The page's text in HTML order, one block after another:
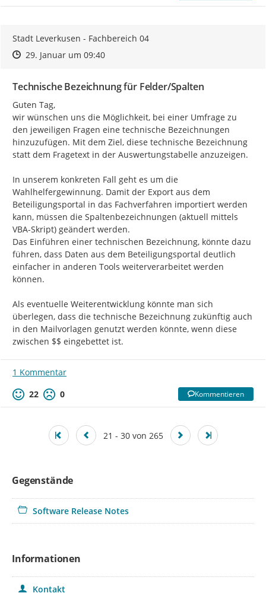
Stadt Leverkusen - Fachbereich 04
Zeitpunkt des Erstellens
Zeitpunkt des Erstellens
29. Januar um 09:40Zur Äußerung
Technische Bezeichnung für Felder/Spalten
Guten Tag,
wir wünschen uns die Möglichkeit, bei einer Umfrage zu
den jeweiligen Fragen eine technische Bezeichnungen
hinzuzufügen. Mit dem Ziel, diese technische Bezeichnung
statt dem Fragetext in der Auswertungstabelle anzuzeigen.
In unserem konkreten Fall geht es um die
Wahlhelfergewinnung. Damit der Export aus dem
Beteiligungsportal in das Fachverfahren importiert werden
kann, müssen die Spaltenbezeichnungen (aktuell mittels
VBA-Skript) geändert werden.
Das Einführen einer technischen Bezeichnung, könnte dazu
führen, dass Daten aus dem Beteiligungsportal deutlich
einfacher in anderen Tools weiterverarbeitet werden
können.
Als eventuelle Weiterentwicklung könnte man sich
überlegen, dass die technische Bezeichnung zukünftig auch
in den Mailvorlagen genutzt werden könnte, wenn diese
zwischen $$ eingebettet ist.
1 Kommentar
22
0 Kommentieren
21 - 30 von 265
Gegenstände
Software Release Notes
Informationen
Kontakt